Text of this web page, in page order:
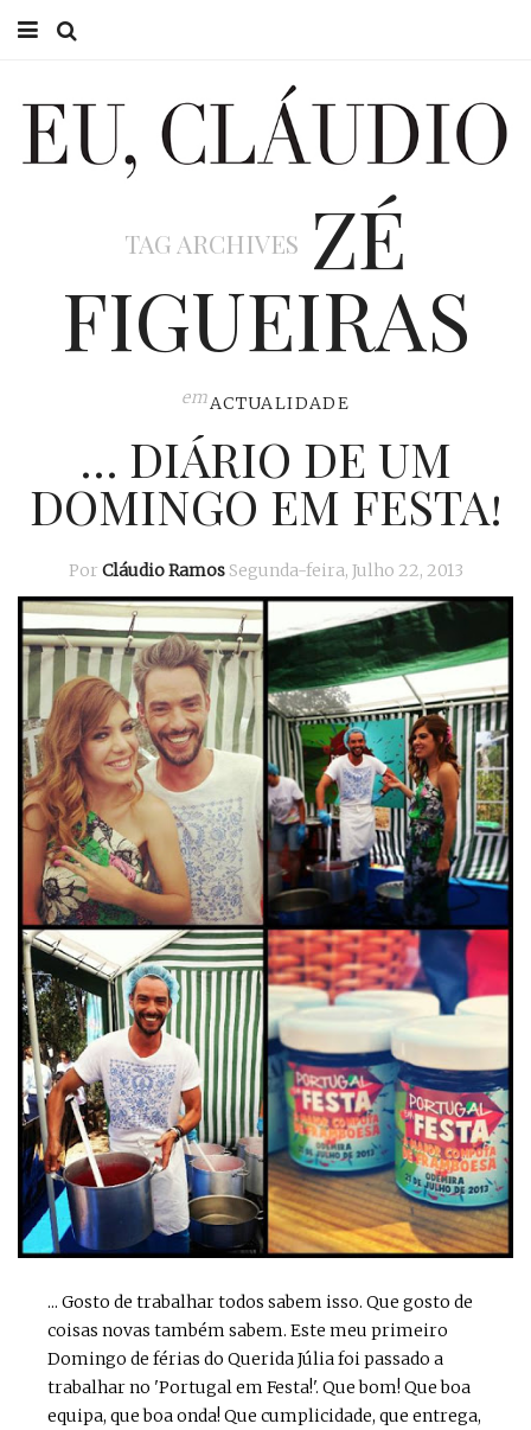
EU CLÁUDIO
EU, PAI
TAG ARCHIVES ZÉ
FIGUEIRAS
emACTUALIDADE
… DIÁRIO DE UM
DOMINGO EM FESTA!
Por Cláudio Ramos Segunda-feira, Julho 22, 2013
... Gosto de trabalhar todos sabem isso. Que gosto de
coisas novas também sabem. Este meu primeiro
Domingo de férias do Querida Júlia foi passado a
trabalhar no 'Portugal em Festa!'. Que bom! Que boa
equipa, que boa onda! Que cumplicidade, que entrega,